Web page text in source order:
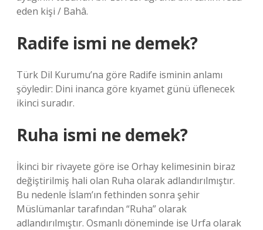
eden kişi / Bahâ.
Radife ismi ne demek?
Türk Dil Kurumu’na göre Radife isminin anlamı
şöyledir: Dini inanca göre kıyamet günü üflenecek
ikinci suradır.
Ruha ismi ne demek?
İkinci bir rivayete göre ise Orhay kelimesinin biraz
değiştirilmiş hali olan Ruha olarak adlandırılmıştır.
Bu nedenle İslam’ın fethinden sonra şehir
Müslümanlar tarafından “Ruha” olarak
adlandırılmıştır. Osmanlı döneminde ise Urfa olarak